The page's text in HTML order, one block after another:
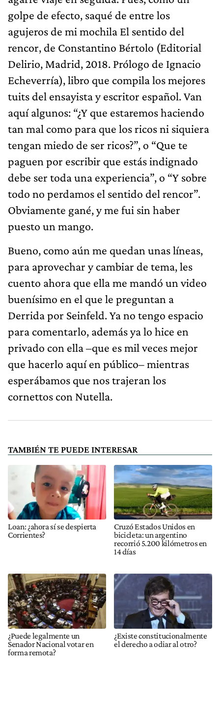
golpe de efecto, saqué de entre los
agujeros de mi mochila El sentido del
rencor, de Constantino Bértolo (Editorial
Delirio, Madrid, 2018. Prólogo de Ignacio
Echeverría), libro que compila los mejores
tuits del ensayista y escritor español. Van
aquí algunos: “¿Y que estaremos haciendo
tan mal como para que los ricos ni siquiera
tengan miedo de ser ricos?”, o “Que te
paguen por escribir que estás indignado
debe ser toda una experiencia”, o “Y sobre
todo no perdamos el sentido del rencor”.
Obviamente gané, y me fui sin haber
puesto un mango.
Bueno, como aún me quedan unas líneas,
para aprovechar y cambiar de tema, les
cuento ahora que ella me mandó un video
buenísimo en el que le preguntan a
Derrida por Seinfeld. Ya no tengo espacio
para comentarlo, además ya lo hice en
privado con ella –que es mil veces mejor
que hacerlo aquí en público– mientras
esperábamos que nos trajeran los
cornettos con Nutella.
TAMBIÉN TE PUEDE INTERESAR
Loan: ¿ahora sí se despierta
Corrientes?
Cruzó Estados Unidos en
bicicleta: un argentino
recorrió 5.200 kilómetros en
14 días
¿Puede legalmente un
Senador Nacional votar en
forma remota?
¿Existe constitucionalmente
el derecho a odiar al otro?